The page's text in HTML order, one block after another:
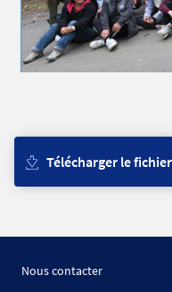
Télécharger le fichier
Nous contacter